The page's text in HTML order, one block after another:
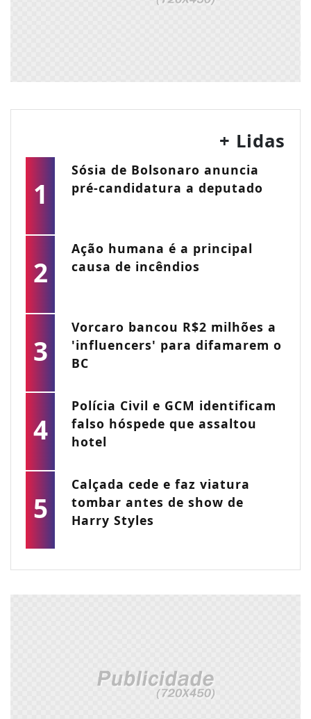
+ Lidas
1
Sósia de Bolsonaro anuncia
pré-candidatura a deputado
2
Ação humana é a principal
causa de incêndios
3
Vorcaro bancou R$2 milhões a
'influencers' para difamarem o
BC
4
Polícia Civil e GCM identificam
falso hóspede que assaltou
hotel
5
Calçada cede e faz viatura
tombar antes de show de
Harry Styles